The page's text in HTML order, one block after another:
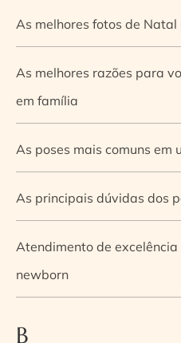
As melhores fotos de
As melhores razões para
em família
As poses mais comuns em
As principais dúvidas dos
Atendimento de
newborn
B